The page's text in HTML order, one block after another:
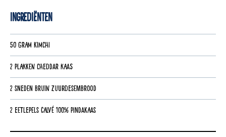
Ingrediënten
50 gram kimchi
2 plakken cheddar kaas
2 sneden bruin zuurdesembrood
2 eetlepels Calvé 100% pindakaas